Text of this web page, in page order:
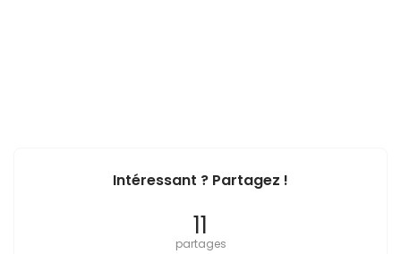
Intéressant ? Partagez !
11
partages